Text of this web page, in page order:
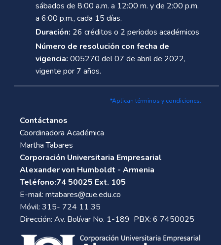
sábados de 8:00 a.m. a 12:00 m. y de 2:00 p.m.
a 6:00 p.m., cada 15 días.
Duración: 26 créditos o 2 periodos académicos
Número de resolución con fecha de
vigencia: 005270 del 07 de abril de 2022,
vigente por 7 años.
*Aplican términos y condiciones.
Contáctanos
Coordinadora Académica
Martha Tabares
Corporación Universitaria Empresarial
Alexander von Humboldt - Armenia
Teléfono:74 50025 Ext. 105
E-mail: mtabares@cue.edu.co
Móvil: 315- 724 11 35
Dirección: Av. Bolívar No. 1-189 PBX: 6 7450025